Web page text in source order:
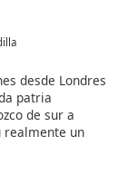
desde Londres
patria
de sur a
realmente un